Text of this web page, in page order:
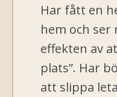
Har fått en
hem och ser
effekten av
plats”. Har
att slippa